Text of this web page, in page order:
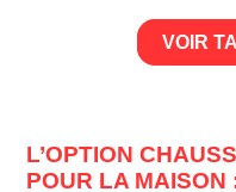
VOIR
L’OPTION
POUR LA MAISON